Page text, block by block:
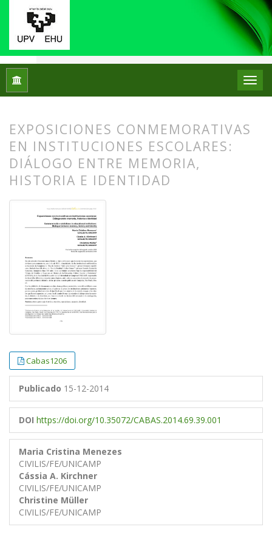
Inicio
EXPOSICIONES CONMEMORATIVAS
EN INSTITUCIONES ESCOLARES:
DIÁLOGO ENTRE MEMORIA,
HISTORIA E IDENTIDAD
Cabas1206
Publicado 15-12-2014
DOI https://doi.org/10.35072/CABAS.2014.69.39.001
Maria Cristina Menezes
CIVILIS/FE/UNICAMP
Cássia A. Kirchner
CIVILIS/FE/UNICAMP
Christine Müller
CIVILIS/FE/UNICAMP